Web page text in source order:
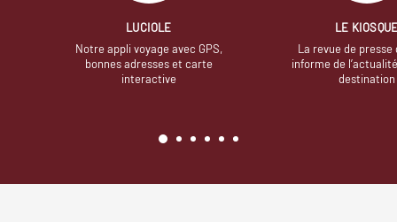
LUCIOLE
Notre appli voyage avec GPS,
bonnes adresses et carte
interactive
LE
La revue de presse
informe de
destination